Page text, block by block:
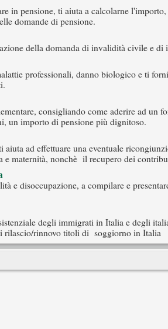
in pensione, ti aiuta a calcolarne
domande di pensione.
della domanda di invalidità civile e di
professionali, danno biologico e ti
consigliando come aderire ad un
un importo di pensione più dignitoso.
ad effettuare una eventuale
e maternità, nonchè il recupero dei
e disoccupazione, a compilare e
degli immigrati in Italia e degli
rilascio/rinnovo titoli di soggiorno in Italia